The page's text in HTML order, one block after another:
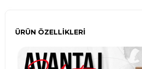
ÜRÜN ÖZELLIKLERI